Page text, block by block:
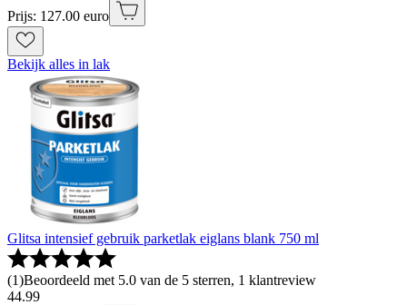
Prijs: 127.00 euro
Bekijk alles in lak
Glitsa intensief gebruik parketlak eiglans blank 750 ml
(1)Beoordeeld met 5.0 van de 5 sterren, 1 klantreview
44.99